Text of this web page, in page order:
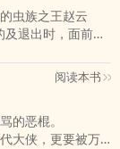
灭其满门！
把这天地，一手
补，尽我所能，
》，但求爽快过
虫族之王赵云
退出时，面前电
什么都不知道
越附身在一个被
主宰的身份，那
怪物，难道就是
阅读本书
的恶棍。
大侠，更要被万